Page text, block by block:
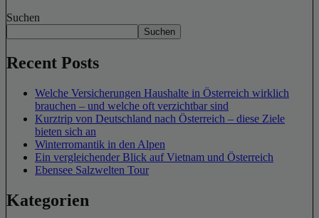
Suchen
Suchen
Recent Posts
Welche Versicherungen Haushalte in Österreich wirklich
brauchen – und welche oft verzichtbar sind
Kurztrip von Deutschland nach Österreich – diese Ziele
bieten sich an
Winterromantik in den Alpen
Ein vergleichender Blick auf Vietnam und Österreich
Ebensee Salzwelten Tour
Kategorien